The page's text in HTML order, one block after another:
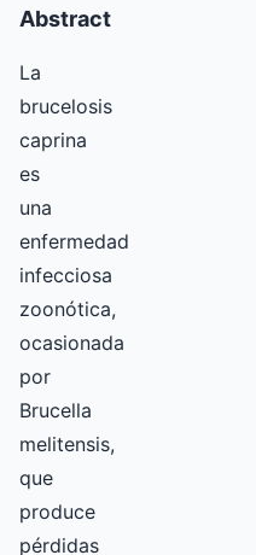
Abstract
La
brucelosis
caprina
es
una
enfermedad
infecciosa
zoonótica,
ocasionada
por
Brucella
melitensis,
que
produce
pérdidas